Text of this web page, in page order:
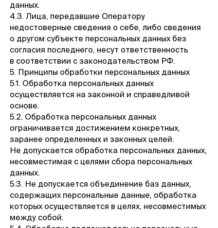
данных.
4.3. Лица, передавшие Оператору
недостоверные сведения о себе, либо сведения
о другом субъекте персональных данных без
согласия последнего, несут ответственность
в соответствии с законодательством РФ.
5. Принципы обработки персональных данных
5.1. Обработка персональных данных
осуществляется на законной и справедливой
основе.
5.2. Обработка персональных данных
ограничивается достижением конкретных,
заранее определенных и законных целей.
Не допускается обработка персональных данных,
несовместимая с целями сбора персональных
данных.
5.3. Не допускается объединение баз данных,
содержащих персональные данные, обработка
которых осуществляется в целях, несовместимых
между собой.